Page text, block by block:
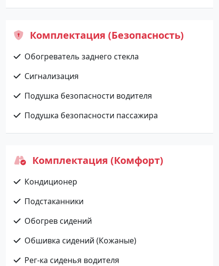
Комплектация (Безопасность)
Обогреватель заднего стекла
Сигнализация
Подушка безопасности водителя
Подушка безопасности пассажира
Комплектация (Комфорт)
Кондиционер
Подстаканники
Обогрев сидений
Обшивка сидений (Кожаные)
Рег-ка сиденья водителя